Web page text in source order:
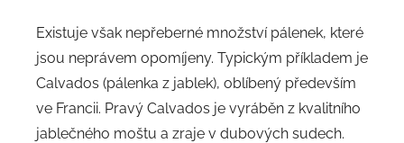
Existuje však nepřeberné množství pálenek, které
jsou neprávem opomíjeny. Typickým příkladem je
Calvados (pálenka z jablek), oblíbený především
ve Francii. Pravý Calvados je vyráběn z kvalitního
jablečného moštu a zraje v dubových sudech.